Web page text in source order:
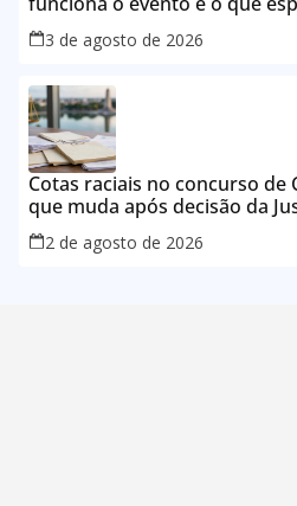
3 de agosto de 2026
Cotas raciais no concurso de
que muda após decisão da
2 de agosto de 2026